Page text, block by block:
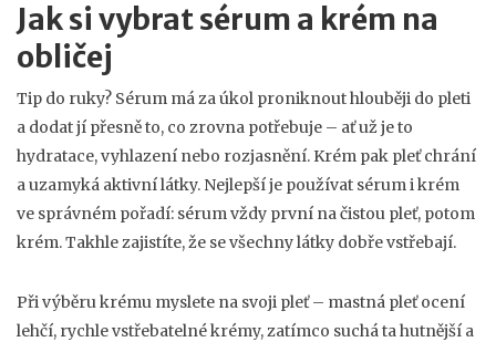
Jak si vybrat sérum a krém na
obličej
Tip do ruky? Sérum má za úkol proniknout hlouběji do pleti
a dodat jí přesně to, co zrovna potřebuje – ať už je to
hydratace, vyhlazení nebo rozjasnění. Krém pak pleť chrání
a uzamyká aktivní látky. Nejlepší je používat sérum i krém
ve správném pořadí: sérum vždy první na čistou pleť, potom
krém. Takhle zajistíte, že se všechny látky dobře vstřebají.
Při výběru krému myslete na svoji pleť – mastná pleť ocení
lehčí, rychle vstřebatelné krémy, zatímco suchá ta hutnější a